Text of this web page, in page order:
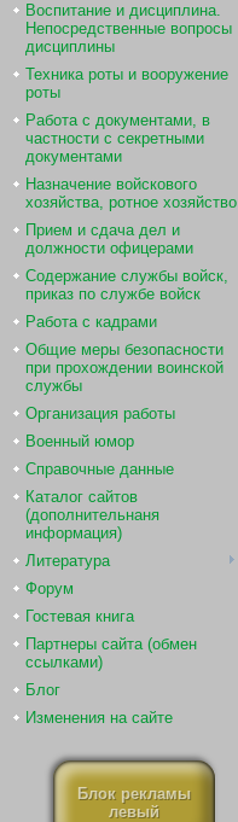
Воспитание и дисциплина.
Непосредственные вопросы
дисциплины
Техника роты и вооружение
роты
Работа с документами, в
частности с секретными
документами
Назначение войскового
хозяйства, ротное хозяйство
Прием и сдача дел и
должности офицерами
Содержание службы войск,
приказ по службе войск
Работа с кадрами
Общие меры безопасности
при прохождении воинской
службы
Организация работы
Военный юмор
Справочные данные
Каталог сайтов
(дополнительнаня
информация)
Литература
Форум
Гостевая книга
Партнеры сайта (обмен
ссылками)
Блог
Изменения на сайте
Блок рекламы
левый